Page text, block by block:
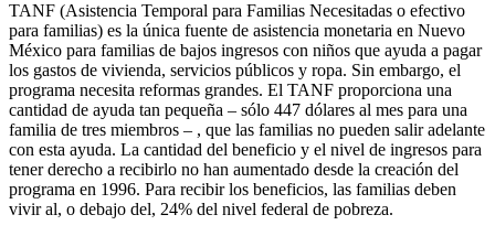
TANF (Asistencia Temporal para Familias Necesitadas o efectivo
para familias) es la única fuente de asistencia monetaria en Nuevo
México para familias de bajos ingresos con niños que ayuda a pagar
los gastos de vivienda, servicios públicos y ropa. Sin embargo, el
programa necesita reformas grandes. El TANF proporciona una
cantidad de ayuda tan pequeña – sólo 447 dólares al mes para una
familia de tres miembros – , que las familias no pueden salir adelante
con esta ayuda. La cantidad del beneficio y el nivel de ingresos para
tener derecho a recibirlo no han aumentado desde la creación del
programa en 1996. Para recibir los beneficios, las familias deben
vivir al, o debajo del, 24% del nivel federal de pobreza.